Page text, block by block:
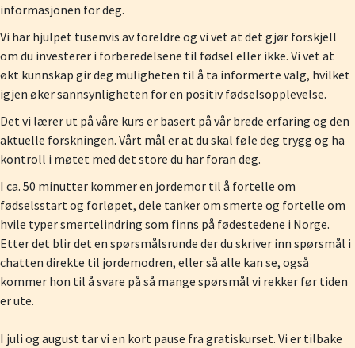
informasjonen for deg.
Vi har hjulpet tusenvis av foreldre og vi vet at det gjør forskjell
om du investerer i forberedelsene til fødsel eller ikke. Vi vet at
økt kunnskap gir deg muligheten til å ta informerte valg, hvilket
igjen øker sannsynligheten for en positiv fødselsopplevelse.
Det vi lærer ut på våre kurs er basert på vår brede erfaring og den
aktuelle forskningen. Vårt mål er at du skal føle deg trygg og ha
kontroll i møtet med det store du har foran deg.
I ca. 50 minutter kommer en jordemor til å fortelle om
fødselsstart og forløpet, dele tanker om smerte og fortelle om
hvile typer smertelindring som finns på fødestedene i Norge.
Etter det blir det en spørsmålsrunde der du skriver inn spørsmål i
chatten direkte til jordemodren, eller så alle kan se, også
kommer hon til å svare på så mange spørsmål vi rekker før tiden
er ute.
I juli og august tar vi en kort pause fra gratiskurset. Vi er tilbake